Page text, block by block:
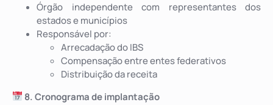
Órgão independente com representantes dos
estados e municípios
Responsável por:
Arrecadação do IBS
Compensação entre entes federativos
Distribuição da receita
8. Cronograma de implantação